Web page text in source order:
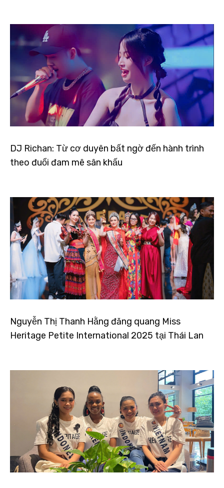
DJ Richan: Từ cơ duyên bất ngờ đến hành trình
theo đuổi đam mê sân khấu
Nguyễn Thị Thanh Hằng đăng quang Miss
Heritage Petite International 2025 tại Thái Lan